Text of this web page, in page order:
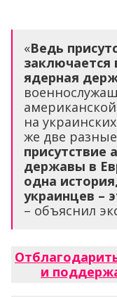
«Ведь
заключается
ядерная
на
же две
присутствие
державы в
одна
украинцев –
– объяснил
и